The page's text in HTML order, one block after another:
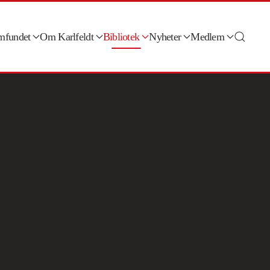
Om Karlfeldt Bibliotek Nyheter Medlem